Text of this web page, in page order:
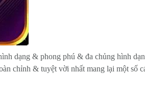
dạng & phong phú & đa chủng hình
chỉnh & tuyệt vời nhất mang lại một số